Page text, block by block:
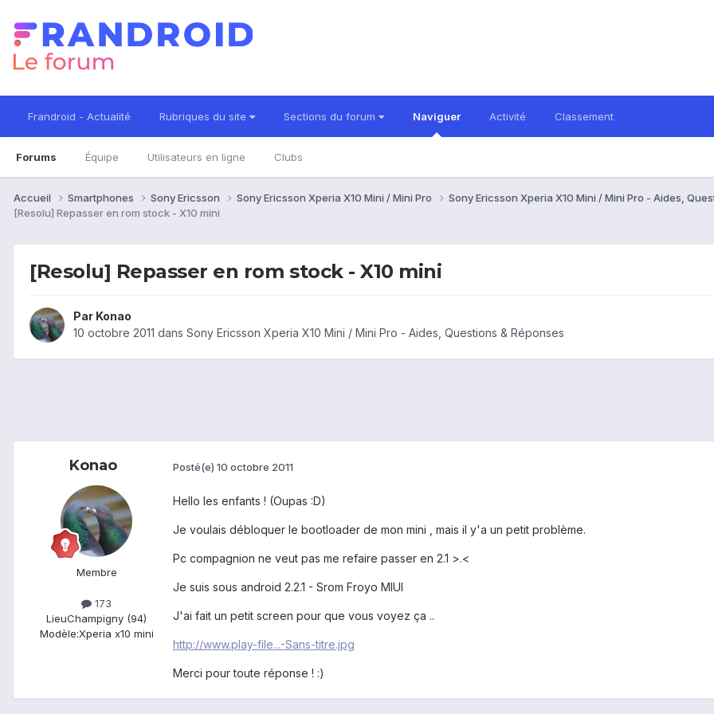
Frandroid - Actualité Rubriques du site Sections du forum Naviguer
Forums Équipe Utilisateurs en ligne Clubs
Activité Classement
Accueil Smartphones Sony Ericsson Sony Ericsson Xperia X10 Mini / Mini Pro
Sony Ericsson Xperia X10 Mini / Mini Pro - Aides,
[Resolu] Repasser en rom stock - X10 mini
[Resolu] Repasser en rom stock - X10 mini
Par Konao
10 octobre 2011 dans Sony Ericsson Xperia X10 Mini / Mini Pro - Aides, Questions & Réponses
Konao
Membre
173
LieuChampigny (94)
Modèle:Xperia x10 mini
Posté(e) 10 octobre 2011
Hello les enfants ! (Oupas :D)
Je voulais débloquer le bootloader de mon mini , mais il y'a un petit problème.
Pc compagnion ne veut pas me refaire passer en 2.1 >.<
Je suis sous android 2.2.1 - Srom Froyo MIUI
J'ai fait un petit screen pour que vous voyez ça ..
http://www.play-file...-Sans-titre.jpg
Merci pour toute réponse ! :)